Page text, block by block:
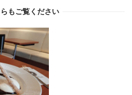
もご覧ください